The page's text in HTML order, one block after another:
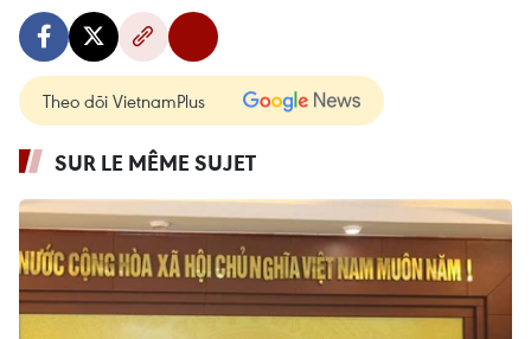
Theo dõi VietnamPlus
SUR LE MÊME SUJET